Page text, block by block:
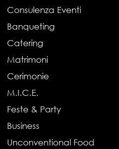
Consulenza Eventi
Banqueting
Catering
Matrimoni
Cerimonie
M.I.C.E.
Feste & Party
Business
Unconventional Food